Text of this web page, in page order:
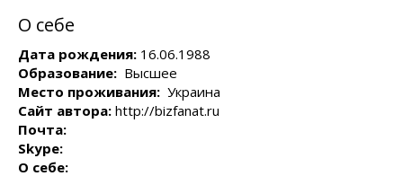
О себе
Дата рождения: 16.06.1988
Образование: Высшее
Место проживания: Украина
Сайт автора: http://bizfanat.ru
Почта:
Skype:
О себе: